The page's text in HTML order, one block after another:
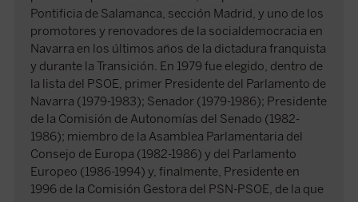
Pontificia de Salamanca, sección Madrid, y uno de los
promotores y renovadores de la socialdemocracia en
Navarra en los últimos años de la dictadura franquista
y durante la Transición. En 1979 fue elegido, dentro de
la lista del PSOE, primer Presidente del Parlamento de
Navarra (1979-1983); Senador (1979-1986); Presidente
de la Comisión de Autonomías del Senado (1982-
1986); miembro de la Asamblea Parlamentaria del
Consejo de Europa (1982-1986) y del Parlamento
Europeo (1986-1994) y, finalmente, Presidente en
1996 de la Comisión Gestora del PSN-PSOE, de la que